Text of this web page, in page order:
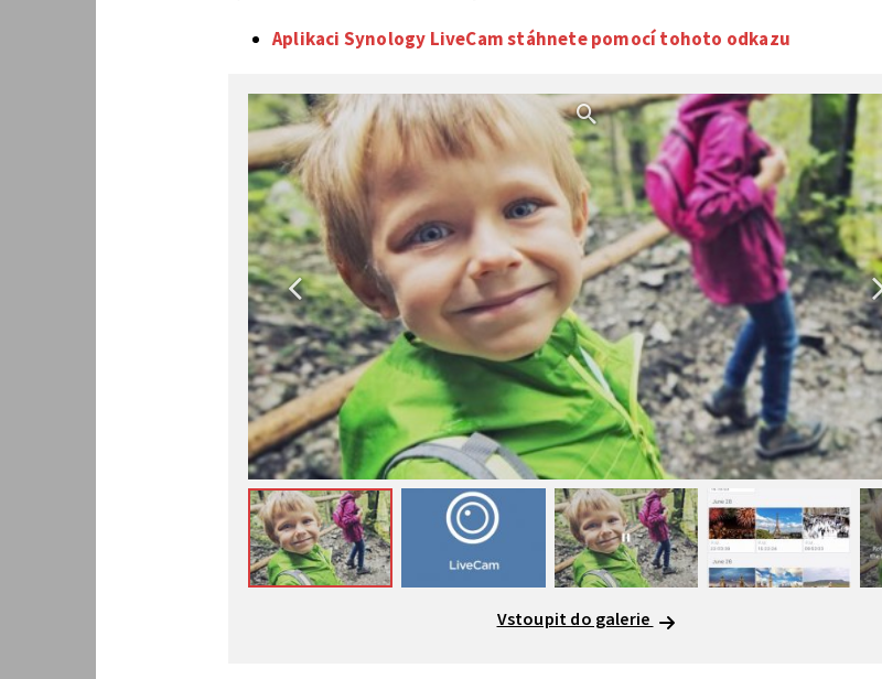
Aplikaci Synology LiveCam stáhnete pomocí tohoto odkazu
Vstoupit do galerie